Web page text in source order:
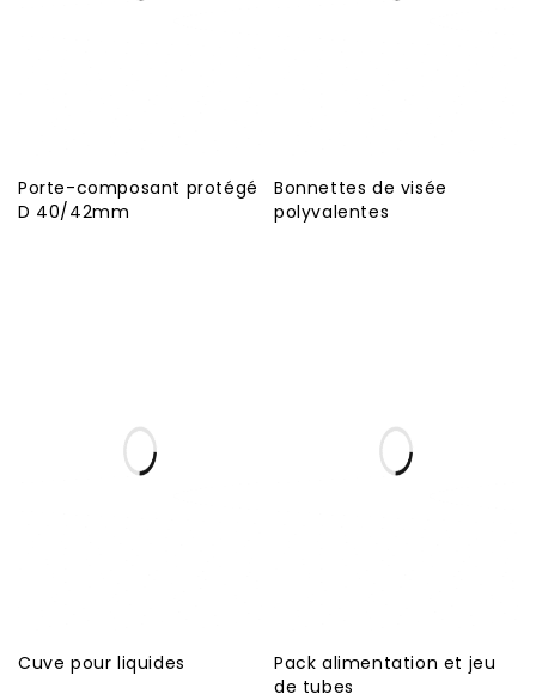
Porte-composant protégé
D 40/42mm
Bonnettes de visée
polyvalentes
Cuve pour liquides
Pack alimentation et jeu
de tubes